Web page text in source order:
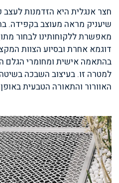
חצר אנגלית היא הזדמנות
שיעניק מראה מעוצב בקפידה.
מאפשרת ללקוחותינו לבחור
דוגמא אחרת ובסיוע הצוות
בהתאמה אישית ומחומרי הגלם
למטרה זו. בעיצוב השבכה
האוורור והתאורה הטבעית